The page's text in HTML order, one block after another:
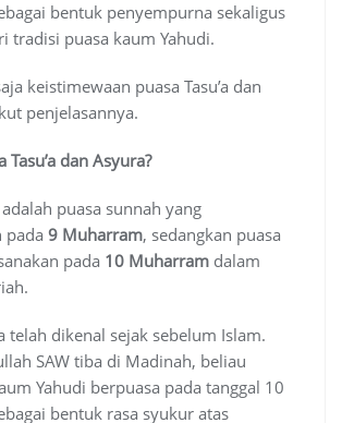
bentuk penyempurna sekaligus
tradisi puasa kaum Yahudi.
keistimewaan puasa Tasu’a dan
penjelasannya.
Tasu’a dan Asyura?
adalah puasa sunnah yang
pada 9 Muharram, sedangkan puasa
pada 10 Muharram dalam
telah dikenal sejak sebelum Islam.
SAW tiba di Madinah, beliau
Yahudi berpuasa pada tanggal 10
bentuk rasa syukur atas